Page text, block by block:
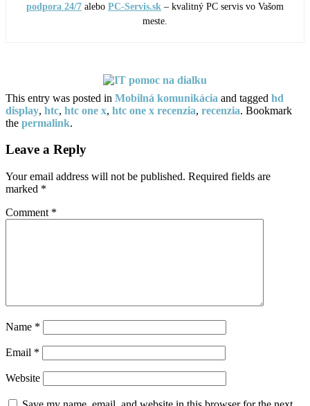
podpora 24/7 alebo PC-Servis.sk – kvalitný PC servis vo Vašom
meste.
This entry was posted in Mobilná komunikácia and tagged hd
display, htc, htc one x, htc one x recenzia, recenzia. Bookmark
the permalink.
Leave a Reply
Your email address will not be published. Required fields are
marked *
Comment *
Name *
Email *
Website